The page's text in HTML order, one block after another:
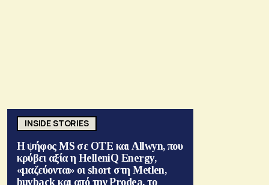
INSIDE STORIES
Η ψήφος MS σε ΟΤΕ και Allwyn, που
κρύβει αξία η HelleniQ Energy,
«μαζεύονται» οι short στη Metlen,
buyback και από την Prodea, το